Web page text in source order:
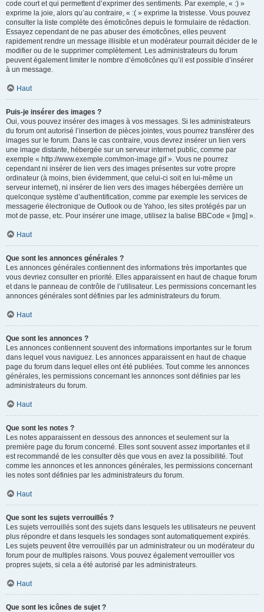
code court et qui permettent d’exprimer des sentiments. Par exemple, « :) »
exprime la joie, alors qu’au contraire, « :( » exprime la tristesse. Vous pouvez
consulter la liste complète des émoticônes depuis le formulaire de rédaction.
Essayez cependant de ne pas abuser des émoticônes, elles peuvent
rapidement rendre un message illisible et un modérateur pourrait décider de le
modifier ou de le supprimer complètement. Les administrateurs du forum
peuvent également limiter le nombre d’émoticônes qu’il est possible d’insérer
à un message.
Haut
Puis-je insérer des images ?
Oui, vous pouvez insérer des images à vos messages. Si les administrateurs
du forum ont autorisé l’insertion de pièces jointes, vous pourrez transférer des
images sur le forum. Dans le cas contraire, vous devrez insérer un lien vers
une image distante, hébergée sur un serveur internet public, comme par
exemple « http://www.exemple.com/mon-image.gif ». Vous ne pourrez
cependant ni insérer de lien vers des images présentes sur votre propre
ordinateur (à moins, bien évidemment, que celui-ci soit en lui-même un
serveur internet), ni insérer de lien vers des images hébergées derrière un
quelconque système d’authentification, comme par exemple les services de
messagerie électronique de Outlook ou de Yahoo, les sites protégés par un
mot de passe, etc. Pour insérer une image, utilisez la balise BBCode « [img] ».
Haut
Que sont les annonces générales ?
Les annonces générales contiennent des informations très importantes que
vous devriez consulter en priorité. Elles apparaissent en haut de chaque forum
et dans le panneau de contrôle de l’utilisateur. Les permissions concernant les
annonces générales sont définies par les administrateurs du forum.
Haut
Que sont les annonces ?
Les annonces contiennent souvent des informations importantes sur le forum
dans lequel vous naviguez. Les annonces apparaissent en haut de chaque
page du forum dans lequel elles ont été publiées. Tout comme les annonces
générales, les permissions concernant les annonces sont définies par les
administrateurs du forum.
Haut
Que sont les notes ?
Les notes apparaissent en dessous des annonces et seulement sur la
première page du forum concerné. Elles sont souvent assez importantes et il
est recommandé de les consulter dès que vous en avez la possibilité. Tout
comme les annonces et les annonces générales, les permissions concernant
les notes sont définies par les administrateurs du forum.
Haut
Que sont les sujets verrouillés ?
Les sujets verrouillés sont des sujets dans lesquels les utilisateurs ne peuvent
plus répondre et dans lesquels les sondages sont automatiquement expirés.
Les sujets peuvent être verrouillés par un administrateur ou un modérateur du
forum pour de multiples raisons. Vous pouvez également verrouiller vos
propres sujets, si cela a été autorisé par les administrateurs.
Haut
Que sont les icônes de sujet ?